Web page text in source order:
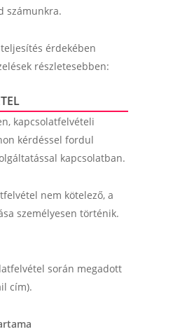
számunkra.
érdekében
részletesebben:
kapcsolatfelvételi
kérdéssel fordul
kapcsolatban.
nem kötelező, a
személyesen történik.
során megadott
cím).